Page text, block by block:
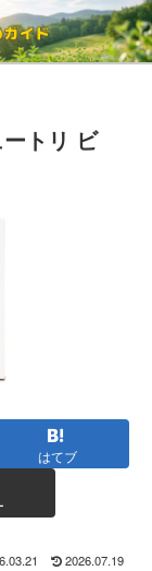
トリ ビ
はてブ
2026.07.19